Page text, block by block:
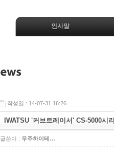
인사말
작성일 : 14-07-31 16:26
IWATSU '커브트레이서' CS-5000시
글쓴이 : 우주하이테…